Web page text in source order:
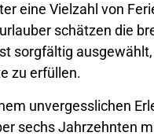
eine Vielzahl von
schätzen die
sorgfältig
zu erfüllen.
unvergesslichen
sechs Jahrzehnten